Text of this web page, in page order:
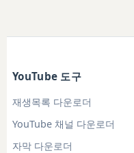
YouTube 도구
재생목록 다운로더
YouTube 채널 다운로더
자막 다운로더